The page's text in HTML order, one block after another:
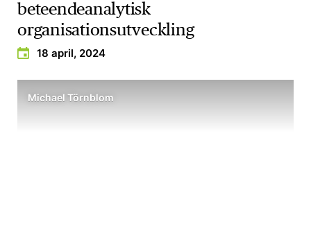
beteendeanalytisk
organisationsutveckling
18 april, 2024
Michael Törnblom